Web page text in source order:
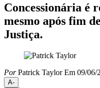
Concessionária é
mesmo após fim
Justiça.
PorPatrick Taylor Em 09/06/
A-